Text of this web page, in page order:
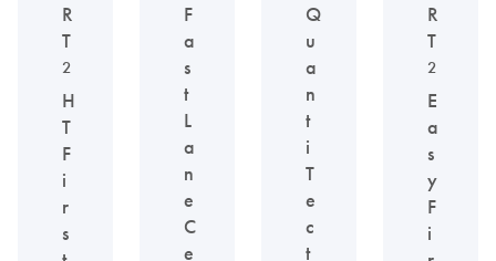
R
T
2
H
T
F
i
r
s
F
a
s
t
L
a
n
e
C
e
Q
u
a
n
t
i
T
e
c
t
R
T
2
E
a
s
y
F
i